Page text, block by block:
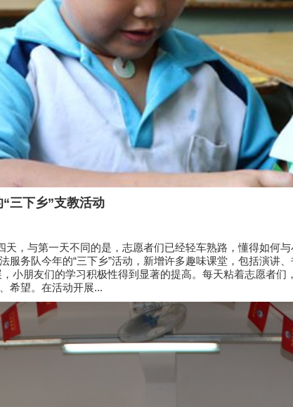
三下乡”支教活动
天，与第一天不同的是，志愿者们已经轻车熟路，懂得如何
服务队今年的“三下乡”活动，新增许多趣味课堂，包括演讲
小朋友们的学习积极性得到显著的提高。每天粘着志愿者们
希望。在活动开展...